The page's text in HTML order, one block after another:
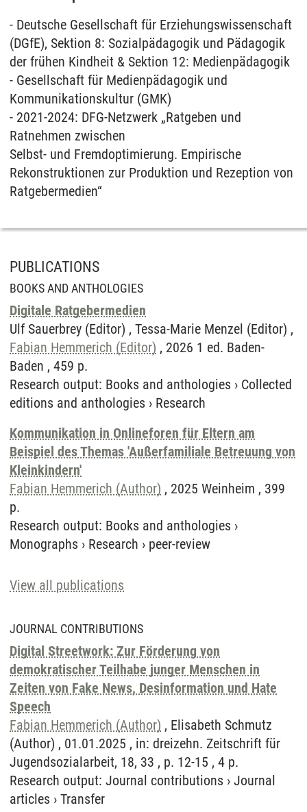
- Deutsche Gesellschaft für Erziehungswissenschaft
(DGfE), Sektion 8: Sozialpädagogik und Pädagogik
der frühen Kindheit & Sektion 12: Medienpädagogik
- Gesellschaft für Medienpädagogik und
Kommunikationskultur (GMK)
- 2021-2024: DFG-Netzwerk „Ratgeben und
Ratnehmen zwischen
Selbst- und Fremdoptimierung. Empirische
Rekonstruktionen zur Produktion und Rezeption von
Ratgebermedien“
PUBLICATIONS
BOOKS AND ANTHOLOGIES
Digitale Ratgebermedien
Ulf Sauerbrey (Editor) , Tessa-Marie Menzel (Editor) ,
Fabian Hemmerich (Editor) , 2026 1 ed. Baden-
Baden , 459 p.
Research output: Books and anthologies › Collected
editions and anthologies › Research
Kommunikation in Onlineforen für Eltern am
Beispiel des Themas 'Außerfamiliale Betreuung von
Kleinkindern'
Fabian Hemmerich (Author) , 2025 Weinheim , 399
p.
Research output: Books and anthologies ›
Monographs › Research › peer-review
View all publications
JOURNAL CONTRIBUTIONS
Digital Streetwork: Zur Förderung von
demokratischer Teilhabe junger Menschen in
Zeiten von Fake News, Desinformation und Hate
Speech
Fabian Hemmerich (Author) , Elisabeth Schmutz
(Author) , 01.01.2025 , in: dreizehn. Zeitschrift für
Jugendsozialarbeit, 18, 33 , p. 12-15 , 4 p.
Research output: Journal contributions › Journal
articles › Transfer